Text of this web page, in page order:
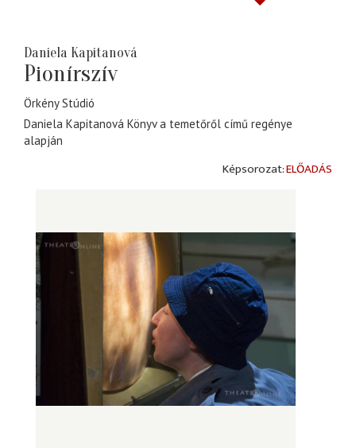
Daniela Kapitanová
Pionírszív
Örkény Stúdió
Daniela Kapitanová Könyv a temetőről című regénye
alapján
ELŐADÁS